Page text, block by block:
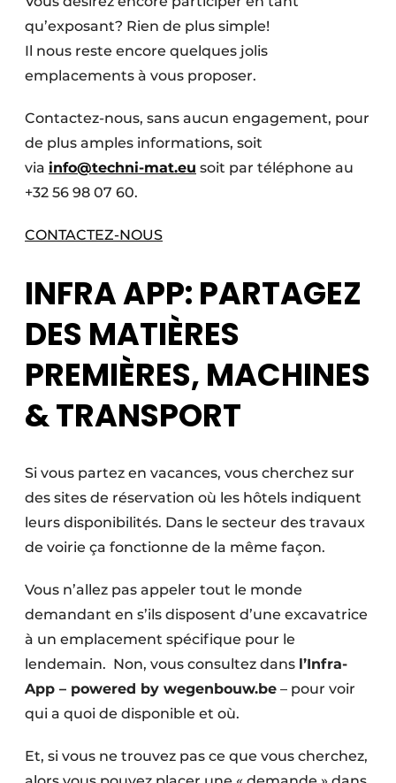
qu’exposant? Rien de plus simple!
Il nous reste encore quelques jolis
emplacements à vous proposer.
Contactez-nous, sans aucun engagement, pour
de plus amples informations, soit
via info@techni-mat.eu soit par téléphone au
+32 56 98 07 60.
CONTACTEZ-NOUS
INFRA APP: PARTAGEZ
DES MATIÈRES
PREMIÈRES, MACHINES
& TRANSPORT
Si vous partez en vacances, vous cherchez sur
des sites de réservation où les hôtels indiquent
leurs disponibilités. Dans le secteur des travaux
de voirie ça fonctionne de la même façon.
Vous n’allez pas appeler tout le monde
demandant en s’ils disposent d’une excavatrice
à un emplacement spécifique pour le
lendemain. Non, vous consultez dans l’Infra-
App – powered by wegenbouw.be – pour voir
qui a quoi de disponible et où.
Et, si vous ne trouvez pas ce que vous cherchez,